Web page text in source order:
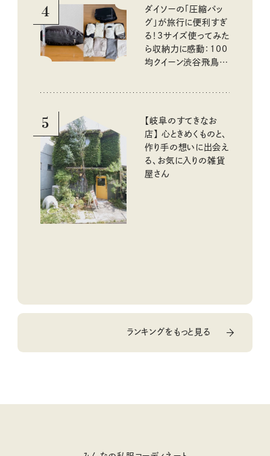
4
ダイソーの「圧縮バッ
グ」が旅行に便利すぎ
る！3サイズ使ってみた
ら収納力に感動：100
均クイーン渋谷飛鳥の
5
【岐阜のすてきなお
店】 心ときめくものと、
作り手の想いに出会え
る、お気に入りの雑貨
屋さん
ランキングをもっと見る